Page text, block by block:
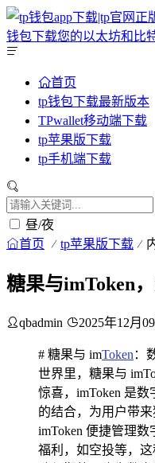
首页
tp钱包下载最新版本
TPwallet移动端下载
tp苹果版下载
tp手机端下载
昼/夜
首页 tp苹果版下载
糖果与imToken
qbadmin 2025年12月
# 糖果与 imToken ：
世界里，糖果与
惊喜，imToken 是数
的结合，为用户带
imToken 便捷管理
福利，如空投等，